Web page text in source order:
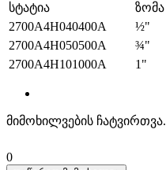
სტატია ზომა
2700A4H040400A
½"
2700A4H050500A
¾"
2700A4H101000A
1"
მიმოხილვების
0